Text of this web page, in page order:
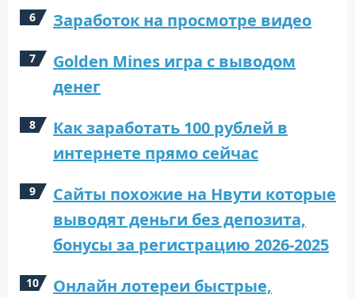
Заработок на просмотре видео
Golden Mines игра с выводом
денег
Как заработать 100 рублей в
интернете прямо сейчас
Сайты похожие на Нвути которые
выводят деньги без депозита,
бонусы за регистрацию 2026-2025
Онлайн лотереи быстрые,